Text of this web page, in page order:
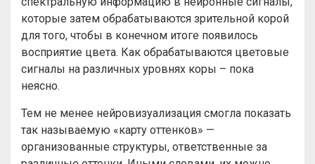
которые затем обрабатываются зрительной корой
для того, чтобы в конечном итоге появилось
восприятие цвета. Как обрабатываются цветовые
сигналы на различных уровнях коры – пока
неясно.
Тем не менее нейровизуализация смогла показать
так называемую «карту оттенков» —
организованные структуры, ответственные за